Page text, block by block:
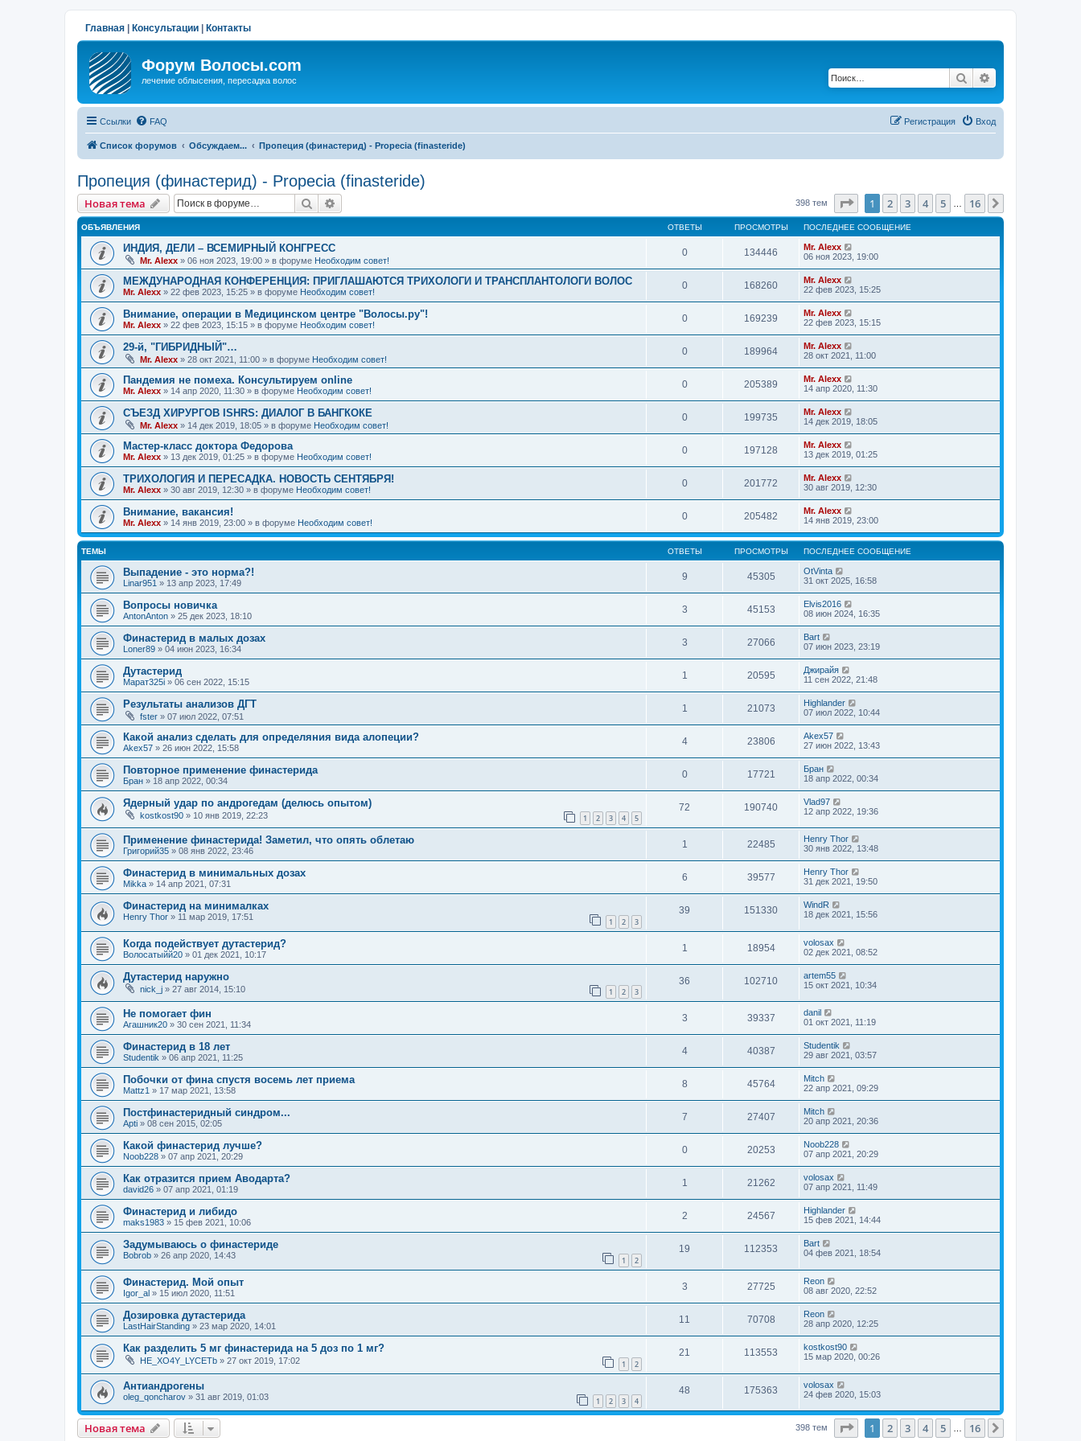
Главная Консультации Контакты
Форум Волосы.com
лечение облысения, пересадка волос Поиск
Ссылки FAQ Вход
Регистрация
Список форумов Обсуждаем... Пропеция (финастерид) - Propecia (finasteride)
Пропеция (финастерид) - Propecia (finasteride)
Новая тема Поиск 398 тем Страница1 из 16
1 2 3 4 5 16
ОБЪЯВЛЕНИЯ ОТВЕТЫ ПРОСМОТРЫ ПОСЛЕДНЕЕ СООБЩЕНИЕ
ИНДИЯ, ДЕЛИ – ВСЕМИРНЫЙ КОНГРЕСС
Mr. Alexx » 06 ноя 2023, 19:00 » в форуме Необходим совет!
0 134446
Mr. Alexx
06 ноя 2023, 19:00
МЕЖДУНАРОДНАЯ КОНФЕРЕНЦИЯ: ПРИГЛАШАЮТСЯ ТРИХОЛОГИ И ТРАНСПЛАНТОЛОГИ ВОЛОС
Mr. Alexx » 22 фев 2023, 15:25 » в форуме Необходим совет!
0 168260
Mr. Alexx
22 фев 2023, 15:25
Внимание, операции в Медицинском центре "Волосы.ру"!
Mr. Alexx » 22 фев 2023, 15:15 » в форуме Необходим совет!
0 169239
Mr. Alexx
22 фев 2023, 15:15
29-й, "ГИБРИДНЫЙ"…
Mr. Alexx » 28 окт 2021, 11:00 » в форуме Необходим совет!
0 189964
Mr. Alexx
28 окт 2021, 11:00
Пандемия не помеха. Консультируем online
Mr. Alexx » 14 апр 2020, 11:30 » в форуме Необходим совет!
0 205389
Mr. Alexx
14 апр 2020, 11:30
СЪЕЗД ХИРУРГОВ ISHRS: ДИАЛОГ В БАНГКОКЕ
Mr. Alexx » 14 дек 2019, 18:05 » в форуме Необходим совет!
0 199735
Mr. Alexx
14 дек 2019, 18:05
Мастер-класс доктора Федорова
Mr. Alexx » 13 дек 2019, 01:25 » в форуме Необходим совет!
0 197128
Mr. Alexx
13 дек 2019, 01:25
ТРИХОЛОГИЯ И ПЕРЕСАДКА. НОВОСТЬ СЕНТЯБРЯ!
Mr. Alexx » 30 авг 2019, 12:30 » в форуме Необходим совет!
0 201772
Mr. Alexx
30 авг 2019, 12:30
Внимание, вакансия!
Mr. Alexx » 14 янв 2019, 23:00 » в форуме Необходим совет!
0 205482
Mr. Alexx
14 янв 2019, 23:00
ТЕМЫ ОТВЕТЫ ПРОСМОТРЫ ПОСЛЕДНЕЕ СООБЩЕНИЕ
Выпадение - это норма?!
Linar951 » 13 апр 2023, 17:49
9 45305
OtVinta
31 окт 2025, 16:58
Вопросы новичка
AntonAnton » 25 дек 2023, 18:10
3 45153
Elvis2016
08 июн 2024, 16:35
Финастерид в малых дозах
Loner89 » 04 июн 2023, 16:34
3 27066
Bart
07 июн 2023, 23:19
Дутастерид
Марат325i » 06 сен 2022, 15:15
1 20595
Джирайя
11 сен 2022, 21:48
Результаты анализов ДГТ
fster » 07 июл 2022, 07:51
1 21073
Highlander
07 июл 2022, 10:44
Какой анализ сделать для определяния вида алопеции?
Akex57 » 26 июн 2022, 15:58
4 23806
Akex57
27 июн 2022, 13:43
Повторное применение финастерида
Бран » 18 апр 2022, 00:34
0 17721
Бран
18 апр 2022, 00:34
Ядерный удар по андрогедам (делюсь опытом)
kostkost90 » 10 янв 2019, 22:23 1 2 3 4 5
72 190740
Vlad97
12 апр 2022, 19:36
Применение финастерида! Заметил, что опять облетаю
Григорий35 » 08 янв 2022, 23:46
1 22485
Henry Thor
30 янв 2022, 13:48
Финастерид в минимальных дозах
Mikka » 14 апр 2021, 07:31
6 39577
Henry Thor
31 дек 2021, 19:50
Финастерид на минималках
Henry Thor » 11 мар 2019, 17:51 1 2 3
39 151330
WindR
18 дек 2021, 15:56
Когда подействует дутастерид?
Волосатыйй20 » 01 дек 2021, 10:17
1 18954
volosax
02 дек 2021, 08:52
Дутастерид наружно
nick_j » 27 авг 2014, 15:10 1 2 3
36 102710
artem55
15 окт 2021, 10:34
Не помогает фин
Агашник20 » 30 сен 2021, 11:34
3 39337
danil
01 окт 2021, 11:19
Финастерид в 18 лет
Studentik » 06 апр 2021, 11:25
4 40387
Studentik
29 авг 2021, 03:57
Побочки от фина спустя восемь лет приема
Mattz1 » 17 мар 2021, 13:58
8 45764
Mitch
22 апр 2021, 09:29
Постфинастеридный синдром...
Apti » 08 сен 2015, 02:05
7 27407
Mitch
20 апр 2021, 20:36
Какой финастерид лучше?
Noob228 » 07 апр 2021, 20:29
0 20253
Noob228
07 апр 2021, 20:29
Как отразится прием Аводарта?
david26 » 07 апр 2021, 01:19
1 21262
volosax
07 апр 2021, 11:49
Финастерид и либидо
maks1983 » 15 фев 2021, 10:06
2 24567
Highlander
15 фев 2021, 14:44
Задумываюсь о финастериде
Bobrob » 26 апр 2020, 14:43 1 2
19 112353
Bart
04 фев 2021, 18:54
Финастерид. Мой опыт
Igor_al » 15 июл 2020, 11:51
3 27725
Reon
08 авг 2020, 22:52
Дозировка дутастерида
LastHairStanding » 23 мар 2020, 14:01
11 70708
Reon
28 апр 2020, 12:25
Как разделить 5 мг финастерида на 5 доз по 1 мг?
HE_XO4Y_LYCETb » 27 окт 2019, 17:02 1 2
21 113553
kostkost90
15 мар 2020, 00:26
Антиандрогены
oleg_qoncharov » 31 авг 2019, 01:03 1 2 3 4
48 175363
volosax
24 фев 2020, 15:03
Новая тема 398 тем Страница1 из 16
1 2 3 4 5 16